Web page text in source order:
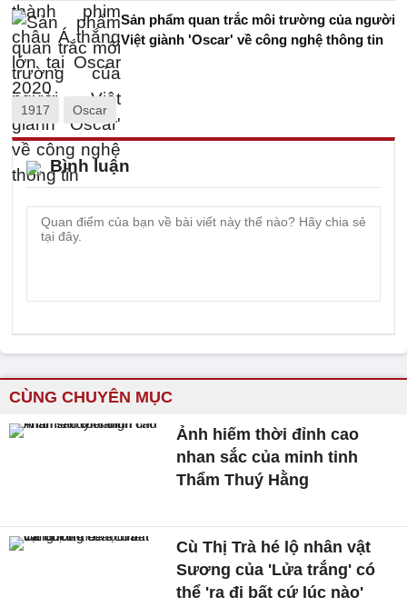
Sản phẩm quan trắc môi trường của người
Việt giành 'Oscar' về công nghệ thông tin
1917 Oscar
Bình luận
CÙNG CHUYÊN MỤC
Ảnh hiếm thời đỉnh cao
nhan sắc của minh tinh
Thẩm Thuý Hằng
Cù Thị Trà hé lộ nhân vật
Sương của 'Lửa trắng' có
thể 'ra đi bất cứ lúc nào'